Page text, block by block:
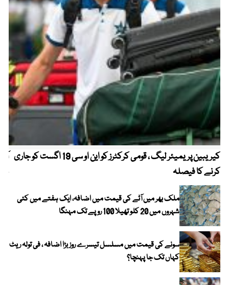
کیریبین پریمیئر لیگ ، قومی کرکٹرز کو این او سی 19 اگست کو جاری
کرنے کا فیصلہ
ملک بھر میں آٹے کی قیمت میں اضافہ، ایک ہفتے میں کئی
شہروں میں 20 کلو تھیلا 100 روپے تک مہنگا
سونے کی قیمت میں مسلسل تیسرے روز بڑا اضافہ ، فی تولہ ریٹ
کہاں تک جا پہنچا؟